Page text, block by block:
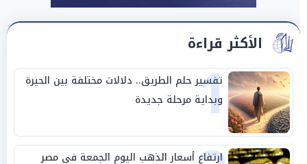
الأكثر قراءة
1
تفسير حلم الطريق.. دلالات مختلفة بين الحيرة
وبداية مرحلة جديدة
ارتفاع أسعار الذهب اليوم الجمعة في مصر